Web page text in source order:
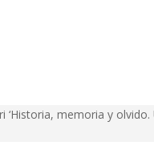
memoria y